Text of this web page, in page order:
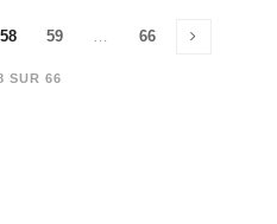
SUR 66
58 59 … 66